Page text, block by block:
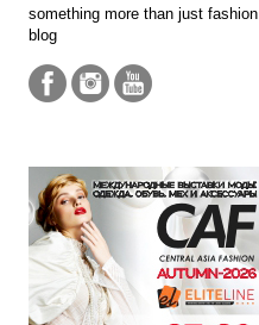
something more than just fashion
blog